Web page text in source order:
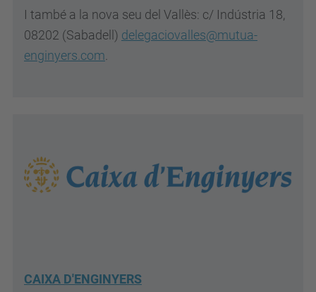
I també a la nova seu del Vallès: c/ Indústria 18,
08202 (Sabadell) delegaciovalles@mutua-
enginyers.com.
CAIXA D'ENGINYERS